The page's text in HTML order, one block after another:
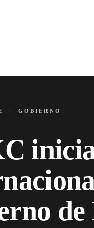
· GOBIERNO